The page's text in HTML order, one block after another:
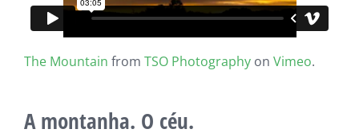
The Mountain from TSO Photography on Vimeo.
A montanha. O céu.